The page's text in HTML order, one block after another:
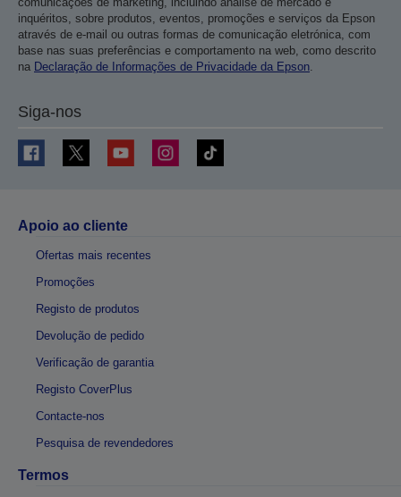
inquéritos, sobre produtos, eventos, promoções e serviços da Epson
através de e-mail ou outras formas de comunicação eletrónica, com
base nas suas preferências e comportamento na web, como descrito
na Declaração de Informações de Privacidade da Epson.
Siga-nos
Apoio ao cliente
Ofertas mais recentes
Promoções
Registo de produtos
Devolução de pedido
Verificação de garantia
Registo CoverPlus
Contacte-nos
Pesquisa de revendedores
Termos